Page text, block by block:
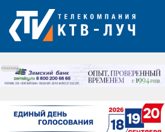
РЕКЛАМА